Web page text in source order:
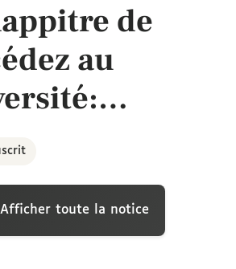
de
au
Afficher toute la notice